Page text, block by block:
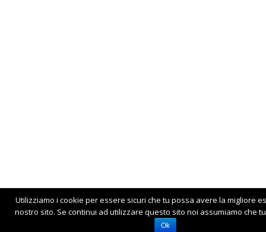
Utilizziamo i cookie per essere sicuri che tu possa avere la migliore
nostro sito. Se continui ad utilizzare questo sito noi assumiamo che
Ok